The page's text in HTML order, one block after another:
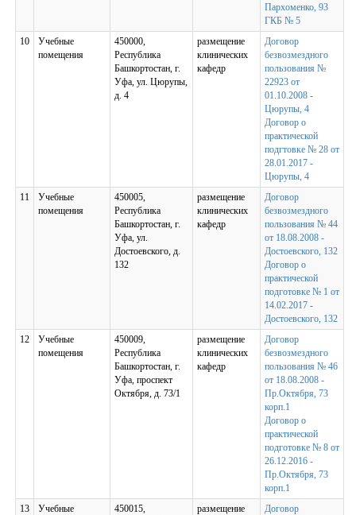
Пархоменко, 93
ГКБ № 5
10
Учебные
помещения
450000,
Республика
Башкортостан, г.
Уфа, ул. Цюрупы,
д. 4
размещение
клинических
кафедр
Договор
безвозмездного
пользования №
22923 от
01.10.2008 -
Цюрупы, 4
Договор о
практической
подгтовке № 28 от
28.01.2017 -
Цюрупы, 4
11
Учебные
помещения
450005,
Республика
Башкортостан, г.
Уфа, ул.
Достоевского, д.
132
размещение
клинических
кафедр
Договор
безвозмездного
пользования № 44
от 18.08.2008 -
Достоевского, 132
Договор о
практической
подготовке № 1 от
14.02.2017 -
Достоевского, 132
12
Учебные
помещения
450009,
Республика
Башкортостан, г.
Уфа, проспект
Октября, д. 73/1
размещение
клинических
кафедр
Договор
безвозмездного
пользования № 46
от 18.08.2008 -
Пр.Октября, 73
корп.1
Договор о
практической
подготовке № 8 от
26.12.2016 -
Пр.Октября, 73
корп.1
13
Учебные
450015,
размещение
Договор